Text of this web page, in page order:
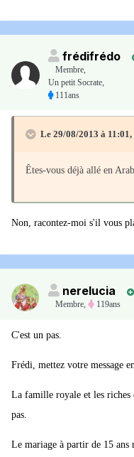
frédifrédo
Membre,
Un petit Socrate,
111ans
Le 29/08/2013 à
Êtes-vous déjà allé en
Non, racontez-moi s'il vous
nerelucia
Membre, 119ans
C'est un pas.
Frédi, mettez votre message
La famille royale et les
pas.
Le mariage à partir de 15 ans